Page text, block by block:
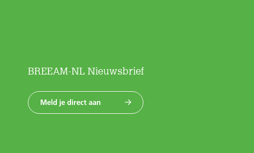
BREEAM-NL Nieuwsbrief
Meld je direct aan